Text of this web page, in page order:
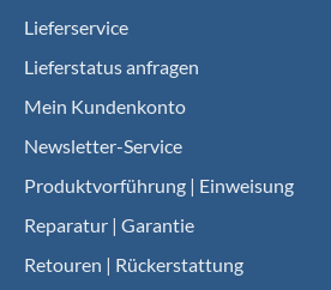
Lieferservice
Lieferstatus anfragen
Mein Kundenkonto
Newsletter-Service
Produktvorführung | Einweisung
Reparatur | Garantie
Retouren | Rückerstattung